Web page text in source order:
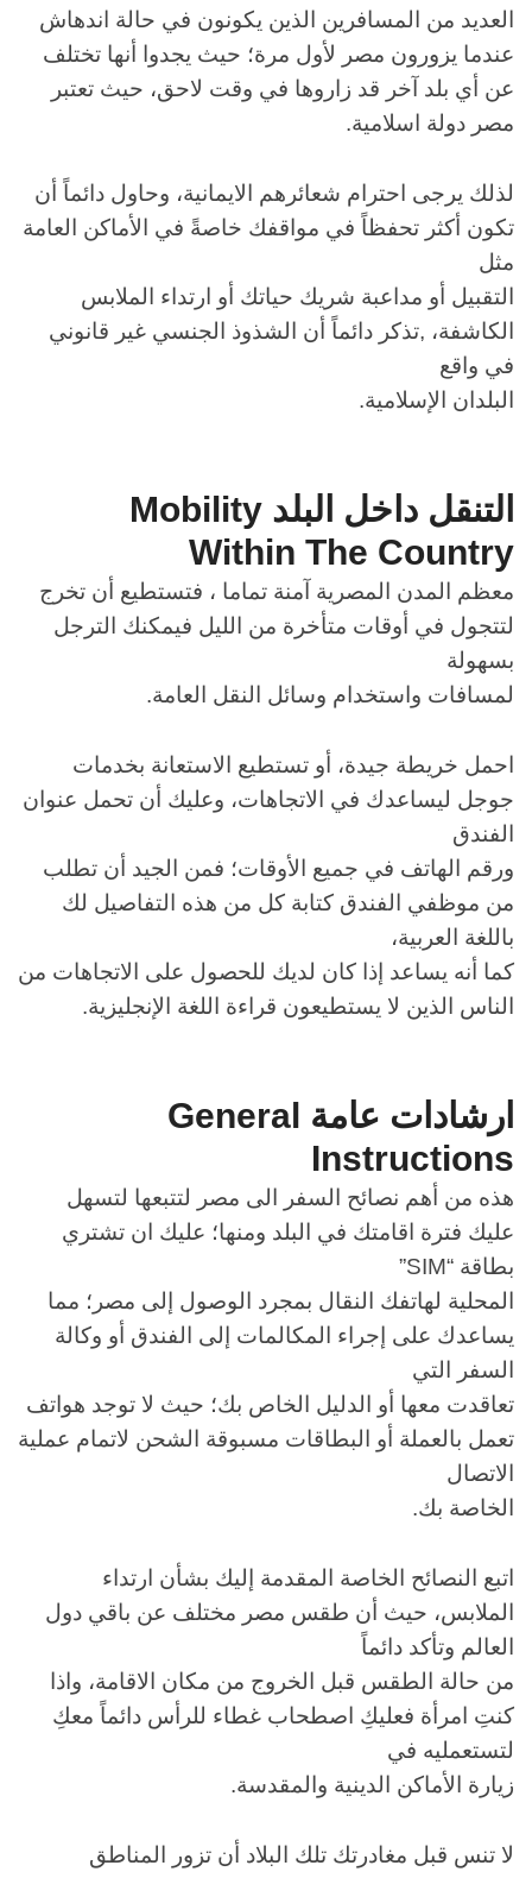
العديد من المسافرين الذين يكونون في حالة اندهاش
عندما يزورون مصر لأول مرة؛ حيث يجدوا أنها تختلف
عن أي بلد آخر قد زاروها في وقت لاحق، حيث تعتبر
مصر دولة اسلامية.
لذلك يرجى احترام شعائرهم الايمانية، وحاول دائماً أن
تكون أكثر تحفظاً في مواقفك خاصةً في الأماكن العامة
مثل
التقبيل أو مداعبة شريك حياتك أو ارتداء الملابس
الكاشفة، ,تذكر دائماً أن الشذوذ الجنسي غير قانوني
في واقع
البلدان الإسلامية.
التنقل داخل البلد Mobility
Within The Country
معظم المدن المصرية آمنة تماما ، فتستطيع أن تخرج
لتتجول في أوقات متأخرة من الليل فيمكنك الترجل
بسهولة
لمسافات واستخدام وسائل النقل العامة.
احمل خريطة جيدة، أو تستطيع الاستعانة بخدمات
جوجل ليساعدك في الاتجاهات، وعليك أن تحمل عنوان
الفندق
ورقم الهاتف في جميع الأوقات؛ فمن الجيد أن تطلب
من موظفي الفندق كتابة كل من هذه التفاصيل لك
باللغة العربية،
كما أنه يساعد إذا كان لديك للحصول على الاتجاهات من
الناس الذين لا يستطيعون قراءة اللغة الإنجليزية.
ارشادات عامة General
Instructions
هذه من أهم نصائح السفر الى مصر لتتبعها لتسهل
عليك فترة اقامتك في البلد ومنها؛ عليك ان تشتري
بطاقة “SIM
”
المحلية لهاتفك النقال بمجرد الوصول إلى مصر؛ مما
يساعدك على إجراء المكالمات إلى الفندق أو وكالة
السفر التي
تعاقدت معها أو الدليل الخاص بك؛ حيث لا توجد هواتف
تعمل بالعملة أو البطاقات مسبوقة الشحن لاتمام عملية
الاتصال
الخاصة بك.
اتبع النصائح الخاصة المقدمة إليك بشأن ارتداء
الملابس، حيث أن طقس مصر مختلف عن باقي دول
العالم وتأكد دائماً
من حالة الطقس قبل الخروج من مكان الاقامة، واذا
كنتِ امرأة فعليكِ اصطحاب غطاء للرأس دائماً معكِ
لتستعمليه في
زيارة الأماكن الدينية والمقدسة.
لا تنس قبل مغادرتك تلك البلاد أن تزور المناطق